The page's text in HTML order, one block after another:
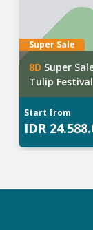
Super Sale
8D Super
Tulip
Start from
IDR